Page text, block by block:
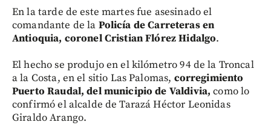
En la tarde de este martes fue asesinado el
comandante de la Policía de Carreteras en
Antioquia, coronel Cristian Flórez Hidalgo.
El hecho se produjo en el kilómetro 94 de la Troncal
a la Costa, en el sitio Las Palomas, corregimiento
Puerto Raudal, del municipio de Valdivia, como lo
confirmó el alcalde de Tarazá Héctor Leonidas
Giraldo Arango.